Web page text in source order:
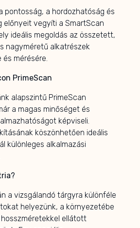
pontosság, a hordozhatóság és
előnyeit vegyíti a SmartScan
ideális megoldás az összetett,
nagyméretű alkatrészek
mérésére.
PrimeScan
alapszintű PrimeScan
a magas minőséget és
képviseli.
köszönhetően ideális
különleges alkalmazási
a vizsgálandó tárgyra különféle
helyezünk, a környezetébe
ellátott